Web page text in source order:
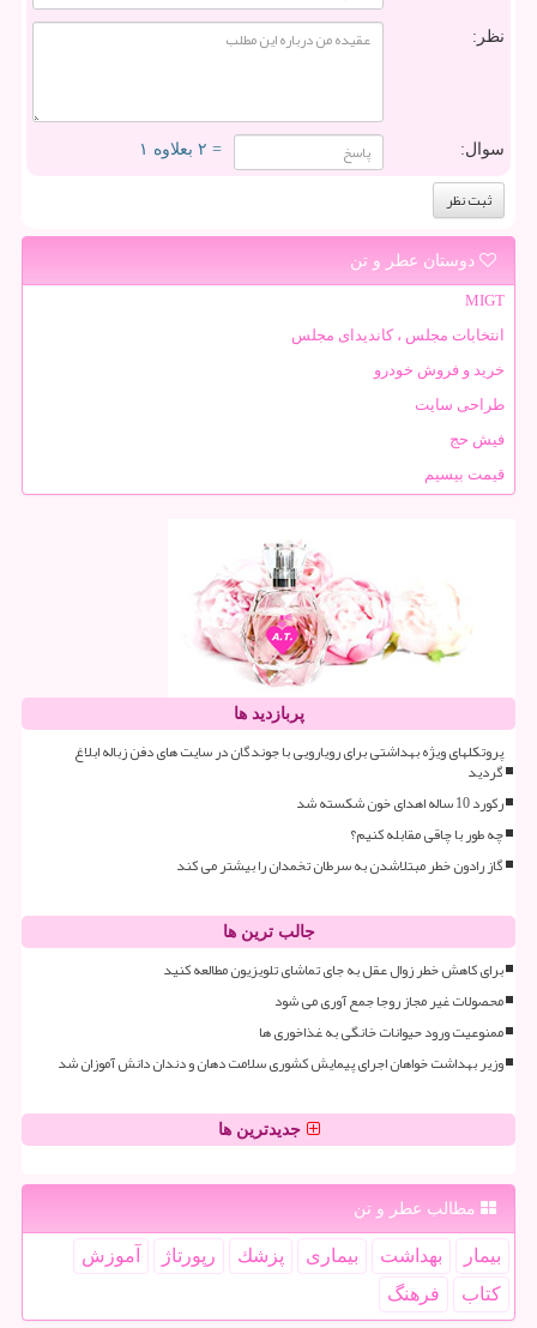
نظر:
سوال: = ۲ بعلاوه ۱
دوستان عطر و تن
MIGT
انتخابات مجلس ، کاندیدای مجلس
خرید و فروش خودرو
طراحی سایت
فیش حج
قیمت بیسیم
پربازدید ها
پروتکلهای ویژه بهداشتی برای رویارویی با جوندگان در سایت های دفن زباله ابلاغ
گردید
رکورد 10 ساله اهدای خون شکسته شد
چه طور با چاقی مقابله کنیم؟
گاز رادون خطر مبتلاشدن به سرطان تخمدان را بیشتر می کند
جالب ترین ها
برای کاهش خطر زوال عقل به جای تماشای تلویزیون مطالعه کنید
محصولات غیر مجاز روجا جمع آوری می شود
ممنوعیت ورود حیوانات خانگی به غذاخوری ها
وزیر بهداشت خواهان اجرای پیمایش کشوری سلامت دهان و دندان دانش آموزان شد
جدیدترین ها
مطالب عطر و تن
بیمار بهداشت بیماری پزشك رپورتاژ
آموزش
كتاب
فرهنگ